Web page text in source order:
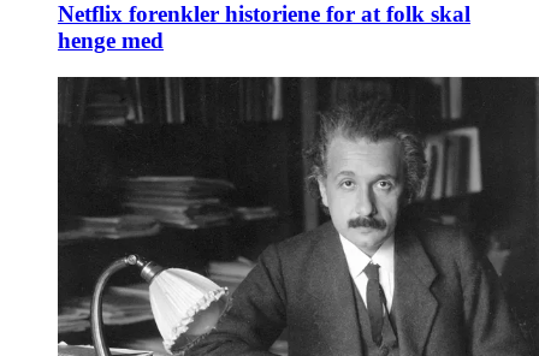
Netflix forenkler historiene for at folk skal
henge med